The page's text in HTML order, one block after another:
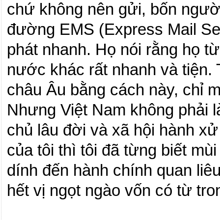
chứ không nên gửi, bốn
đường EMS (Express Mail
phát nhanh. Họ nói rằng họ
nước khác rất nhanh và tiện.
châu Âu bằng cách này, chỉ
Nhưng Việt Nam không phải
chủ lâu đời và xã hội hành
của tôi thì tôi đã từng biết
dính đến hành chính quan
hết vị ngọt ngào vốn có từ